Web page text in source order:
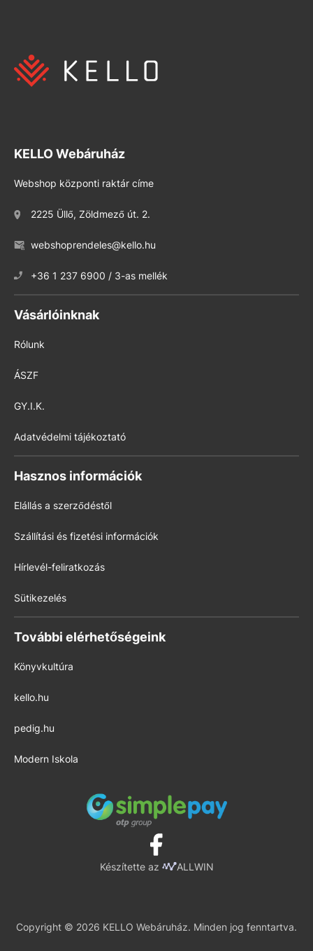
KELLO Webáruház
Webshop központi raktár címe
2225 Üllő, Zöldmező út. 2.
webshoprendeles@kello.hu
+36 1 237 6900 / 3-as mellék
Vásárlóinknak
Rólunk
ÁSZF
GY.I.K.
Adatvédelmi tájékoztató
Hasznos információk
Elállás a szerződéstől
Szállítási és fizetési információk
Hírlevél-feliratkozás
Sütikezelés
További elérhetőségeink
Könyvkultúra
kello.hu
pedig.hu
Modern Iskola
Készítette az ALLWIN
Copyright © 2026 KELLO Webáruház. Minden jog fenntartva.